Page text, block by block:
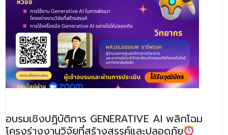
อบรมเชิงปฏิบัติการ GENERATIVE AI พลิกโฉม
โครงร่างงานวิจัยที่สร้างสรรค์และปลอดภัย